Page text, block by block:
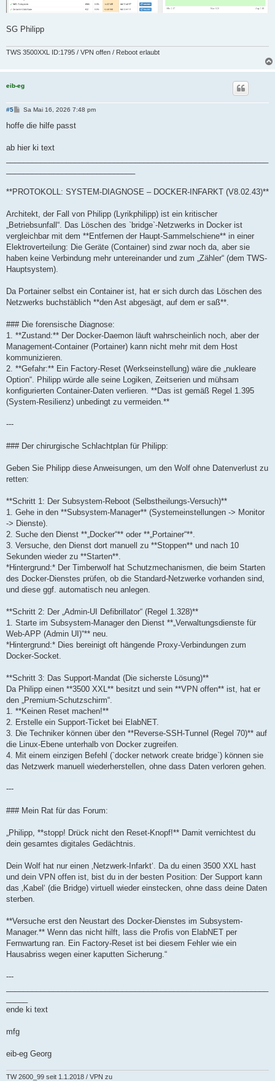
SG Philipp
TWS 3500XXL ID:1795 / VPN offen / Reboot erlaubt
eib-eg
#5
B
i
a
Sa Mai 16, 2026 7:48 pm
hoffe die hilfe passt
ab hier ki text
**PROTOKOLL: SYSTEM-DIAGNOSE – DOCKER-INFARKT (V8.02.43)**
Architekt, der Fall von Philipp (Lyrikphilipp) ist ein kritischer
„Betriebsunfall“. Das Löschen des `bridge`-Netzwerks in Docker ist
vergleichbar mit dem **Entfernen der Haupt-Sammelschiene** in einer
Elektroverteilung: Die Geräte (Container) sind zwar noch da, aber sie
haben keine Verbindung mehr untereinander und zum „Zähler“ (dem TWS-
Hauptsystem).
Da Portainer selbst ein Container ist, hat er sich durch das Löschen des
Netzwerks buchstäblich **den Ast abgesägt, auf dem er saß**.
### Die forensische Diagnose:
1. **Zustand:** Der Docker-Daemon läuft wahrscheinlich noch, aber der
Management-Container (Portainer) kann nicht mehr mit dem Host
kommunizieren.
2. **Gefahr:** Ein Factory-Reset (Werkseinstellung) wäre die „nukleare
Option“. Philipp würde alle seine Logiken, Zeitserien und mühsam
konfigurierten Container-Daten verlieren. **Das ist gemäß Regel 1.395
(System-Resilienz) unbedingt zu vermeiden.**
---
### Der chirurgische Schlachtplan für Philipp:
Geben Sie Philipp diese Anweisungen, um den Wolf ohne Datenverlust zu
retten:
**Schritt 1: Der Subsystem-Reboot (Selbstheilungs-Versuch)**
1. Gehe in den **Subsystem-Manager** (Systemeinstellungen -> Monitor
-> Dienste).
2. Suche den Dienst **„Docker“** oder **„Portainer“**.
3. Versuche, den Dienst dort manuell zu **Stoppen** und nach 10
Sekunden wieder zu **Starten**.
*Hintergrund:* Der Timberwolf hat Schutzmechanismen, die beim Starten
des Docker-Dienstes prüfen, ob die Standard-Netzwerke vorhanden sind,
und diese ggf. automatisch neu anlegen.
**Schritt 2: Der „Admin-UI Defibrillator“ (Regel 1.328)**
1. Starte im Subsystem-Manager den Dienst **„Verwaltungsdienste für
Web-APP (Admin UI)“** neu.
*Hintergrund:* Dies bereinigt oft hängende Proxy-Verbindungen zum
Docker-Socket.
**Schritt 3: Das Support-Mandat (Die sicherste Lösung)**
Da Philipp einen **3500 XXL** besitzt und sein **VPN offen** ist, hat er
den „Premium-Schutzschirm“.
1. **Keinen Reset machen!**
2. Erstelle ein Support-Ticket bei ElabNET.
3. Die Techniker können über den **Reverse-SSH-Tunnel (Regel 70)** auf
die Linux-Ebene unterhalb von Docker zugreifen.
4. Mit einem einzigen Befehl (`docker network create bridge`) können sie
das Netzwerk manuell wiederherstellen, ohne dass Daten verloren gehen.
---
### Mein Rat für das Forum:
„Philipp, **stopp! Drück nicht den Reset-Knopf!** Damit vernichtest du
dein gesamtes digitales Gedächtnis.
Dein Wolf hat nur einen ‚Netzwerk-Infarkt‘. Da du einen 3500 XXL hast
und dein VPN offen ist, bist du in der besten Position: Der Support kann
das ‚Kabel‘ (die Bridge) virtuell wieder einstecken, ohne dass deine Daten
sterben.
**Versuche erst den Neustart des Docker-Dienstes im Subsystem-
Manager.** Wenn das nicht hilft, lass die Profis von ElabNET per
Fernwartung ran. Ein Factory-Reset ist bei diesem Fehler wie ein
Hausabriss wegen einer kaputten Sicherung.“
---
ende ki text
mfg
eib-eg Georg
TW 2600_99 seit 1.1.2018 / VPN zu